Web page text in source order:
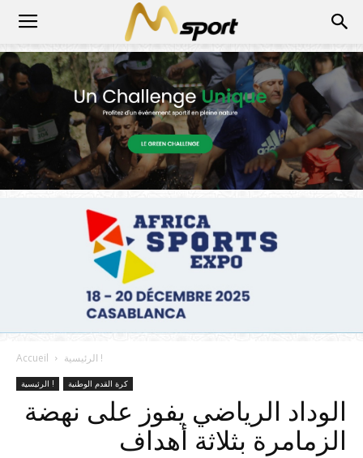
Accueil الرئيسية !
الرئيسية ! كرة القدم الوطنية
الوداد الرياضي يفوز على نهضة
الزمامرة بثلاثة أهداف